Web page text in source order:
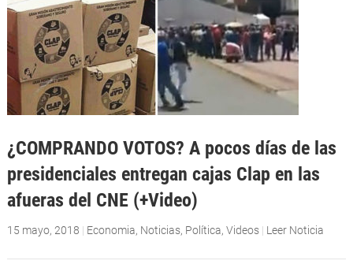
¿COMPRANDO VOTOS? A pocos días de las
presidenciales entregan cajas Clap en las
afueras del CNE (+Video)
15 mayo, 2018 | Economia, Noticias, Política, Videos | Leer Noticia